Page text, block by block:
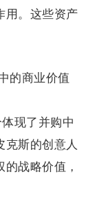
用。这些资产
的商业价值
现了并购中
克斯的创意人
战略价值，